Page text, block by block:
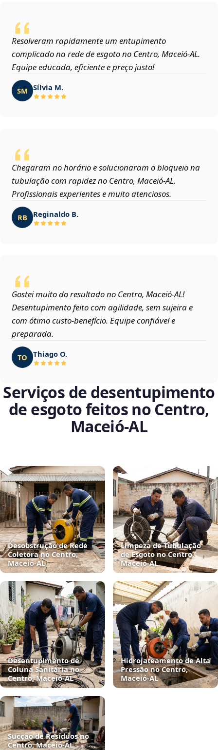
Resolveram rapidamente um entupimento
complicado na rede de esgoto no Centro, Maceió‑AL.
Equipe educada, eficiente e preço justo!
SM Sílvia M.
Chegaram no horário e solucionaram o bloqueio na
tubulação com rapidez no Centro, Maceió‑AL.
Profissionais experientes e muito atenciosos.
RB Reginaldo B.
Gostei muito do resultado no Centro, Maceió‑AL!
Desentupimento feito com agilidade, sem sujeira e
com ótimo custo-benefício. Equipe confiável e
preparada.
TO Thiago O.
Serviços de desentupimento
de esgoto feitos no Centro,
Maceió‑AL
Desobstrução de Rede
Coletora no Centro,
Maceió‑AL
Limpeza de Tubulação
de Esgoto no Centro,
Maceió‑AL
Desentupimento de
Coluna Sanitária no
Centro, Maceió‑AL
Hidrojateamento de Alta
Pressão no Centro,
Maceió‑AL
Sucção de Resíduos no
Centro, Maceió‑AL